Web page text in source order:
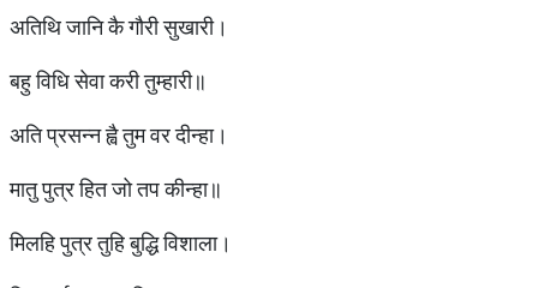
अतिथि जानि कै गौरी सुखारी।
बहु विधि सेवा करी तुम्हारी॥
अति प्रसन्न ह्वै तुम वर दीन्हा।
मातु पुत्र हित जो तप कीन्हा॥
मिलहि पुत्र तुहि बुद्धि विशाला।